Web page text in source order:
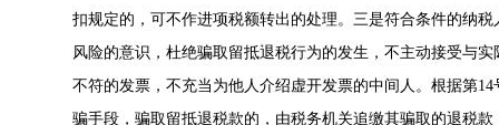
扣规定的，可不作进项税额转出的处理。三是符合条件的纳
风险的意识，杜绝骗取留抵退税行为的发生，不主动接受与
不符的发票，不充当为他人介绍虚开发票的中间人。根据第
骗手段，骗取留抵退税款的，由税务机关追缴其骗取的退税款